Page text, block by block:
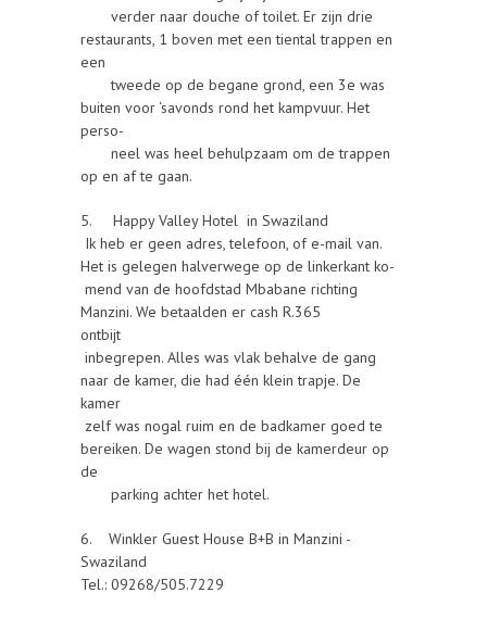
verder naar douche of toilet. Er zijn drie
restaurants, 1 boven met een tiental trappen en
een
tweede op de begane grond, een 3e was
buiten voor ‘savonds rond het kampvuur. Het
perso-
neel was heel behulpzaam om de trappen
op en af te gaan.
5. Happy Valley Hotel in Swaziland
Ik heb er geen adres, telefoon, of e-mail van.
Het is gelegen halverwege op de linkerkant ko-
mend van de hoofdstad Mbabane richting
Manzini. We betaalden er cash R.365
ontbijt
inbegrepen. Alles was vlak behalve de gang
naar de kamer, die had één klein trapje. De
kamer
zelf was nogal ruim en de badkamer goed te
bereiken. De wagen stond bij de kamerdeur op
de
parking achter het hotel.
6. Winkler Guest House B+B in Manzini -
Swaziland
Tel.: 09268/505.7229